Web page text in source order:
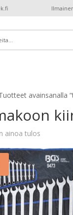
avainsanalla
ainoa tulos